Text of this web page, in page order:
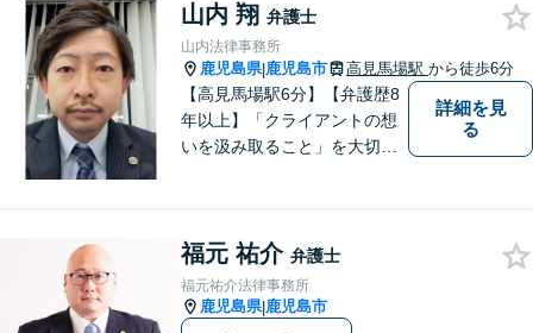
弁護などに強い弁護士です。
「鹿児島あおぞら法律事務
所」で検索。
山内 翔 弁護士
山内法律事務所
鹿児島県|鹿児島市 高見馬場駅 から徒歩6分
【高見馬場駅6分】【弁護歴8
年以上】「クライアントの想
いを汲み取ること」を大切に
いく解決になるよう、精一杯
尽力いたします。【対応分野
多数！】
詳細を見
る
福元 祐介 弁護士
福元祐介法律事務所
鹿児島県|鹿児島市